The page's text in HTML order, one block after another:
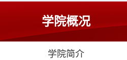
学院概况
学院简介